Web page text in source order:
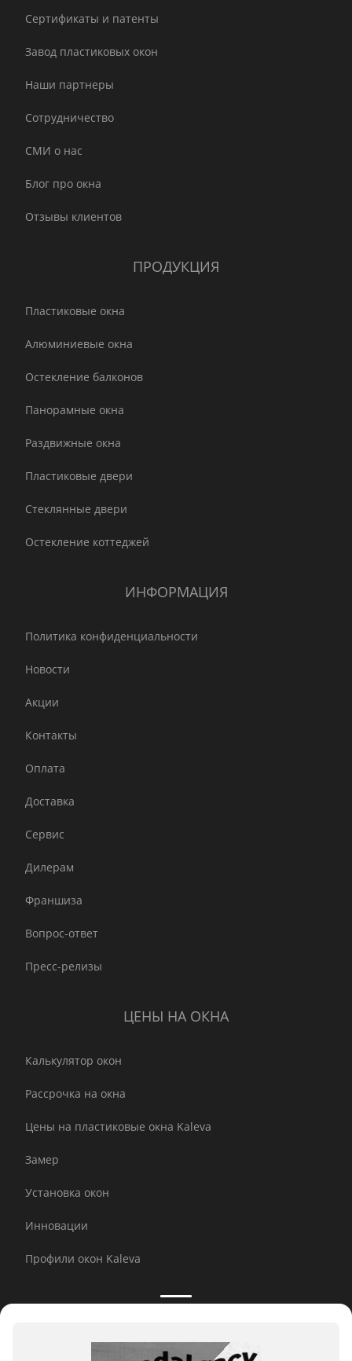
Сертификаты и патенты
Завод пластиковых окон
Наши партнеры
Сотрудничество
СМИ о нас
Блог про окна
Отзывы клиентов
ПРОДУКЦИЯ
Пластиковые окна
Алюминиевые окна
Остекление балконов
Панорамные окна
Раздвижные окна
Пластиковые двери
Стеклянные двери
Остекление коттеджей
ИНФОРМАЦИЯ
Политика конфиденциальности
Новости
Акции
Контакты
Оплата
Доставка
Сервис
Дилерам
Франшиза
Вопрос-ответ
Пресс-релизы
ЦЕНЫ НА ОКНА
Калькулятор окон
Рассрочка на окна
Цены на пластиковые окна Kaleva
Замер
Установка окон
Инновации
Профили окон Kaleva
Принимаем к оплате: